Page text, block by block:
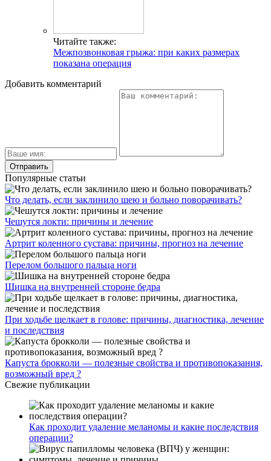
Читайте также:
Межпозвонковая грыжа: при каких размерах
показана операция
Добавить комментарий
Популярные статьи
Что делать, если заклинило шею и больно поворачивать?
Чешутся локти: причины и лечение
Артрит коленного сустава: причины, прогноз на лечение
Перелом большого пальца ноги
Шишка на внутренней стороне бедра
При ходьбе щелкает в голове: причины, диагностика, лечение
и последствия
Капуста брокколи — полезные свойства и противопоказания,
возможный вред ?
Свежие публикации
Как проходит удаление меланомы и какие последствия
операции?